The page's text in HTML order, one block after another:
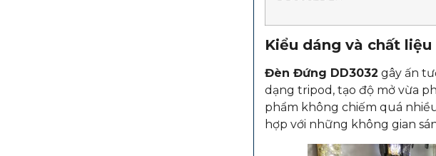
Kiểu dáng và chất liệu
Đèn Đứng DD3032 gây ấn
dạng tripod, tạo độ mở vừa
phẩm không chiếm quá
hợp với những không gian